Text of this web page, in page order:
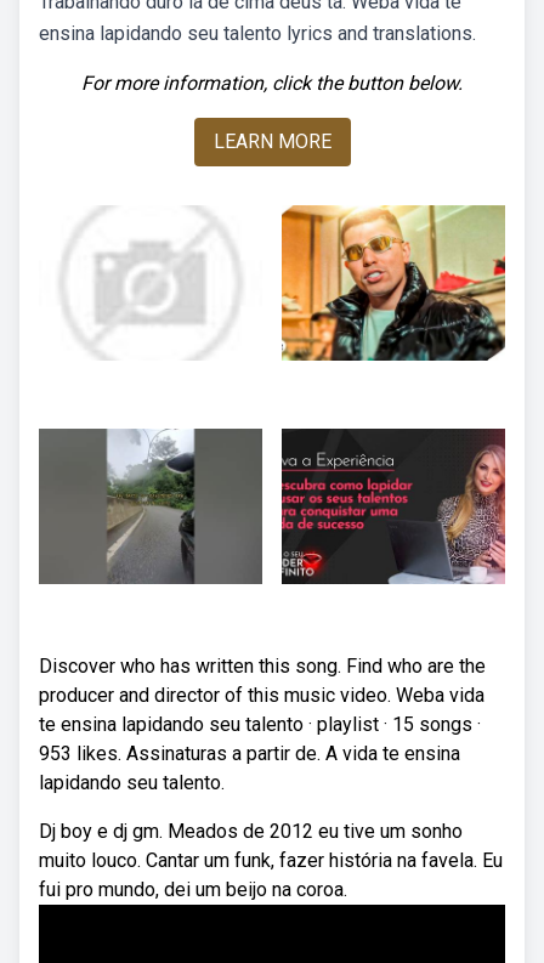
ensina lapidando seu talento lyrics and translations.
For more information, click the button below.
LEARN MORE
Discover who has written this song. Find who are the
producer and director of this music video. Weba vida
te ensina lapidando seu talento · playlist · 15 songs ·
953 likes. Assinaturas a partir de. A vida te ensina
lapidando seu talento.
Dj boy e dj gm. Meados de 2012 eu tive um sonho
muito louco. Cantar um funk, fazer história na favela. Eu
fui pro mundo, dei um beijo na coroa.